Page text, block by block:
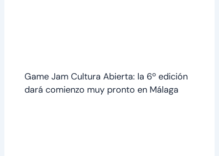
Game Jam Cultura Abierta: la 6º edición
dará comienzo muy pronto en Málaga